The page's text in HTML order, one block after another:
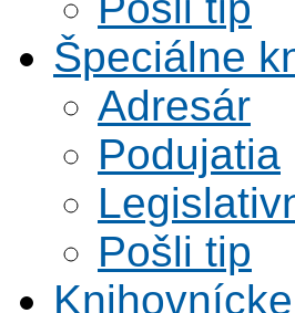
Špeciálne
Adresár
Podujatia
Pošli tip